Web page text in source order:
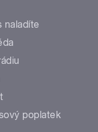
naladíte
poplatek